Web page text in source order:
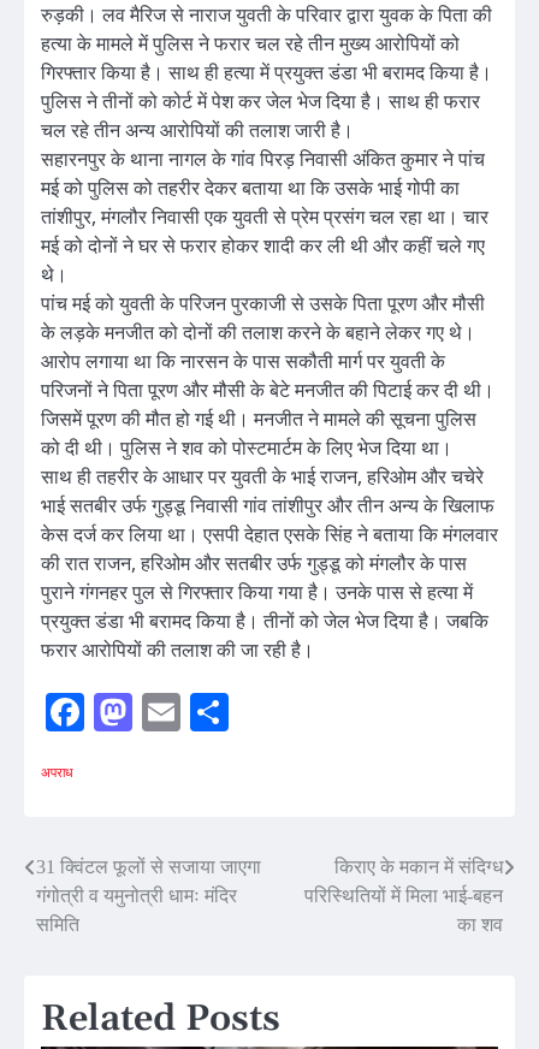
रुड़की। लव मैरिज से नाराज युवती के परिवार द्वारा युवक के पिता की
हत्या के मामले में पुलिस ने फरार चल रहे तीन मुख्य आरोपियों को
गिरफ्तार किया है। साथ ही हत्या में प्रयुक्त डंडा भी बरामद किया है।
पुलिस ने तीनों को कोर्ट में पेश कर जेल भेज दिया है। साथ ही फरार
चल रहे तीन अन्य आरोपियों की तलाश जारी है।
सहारनपुर के थाना नागल के गांव पिरड़ निवासी अंकित कुमार ने पांच
मई को पुलिस को तहरीर देकर बताया था कि उसके भाई गोपी का
तांशीपुर, मंगलौर निवासी एक युवती से प्रेम प्रसंग चल रहा था। चार
मई को दोनों ने घर से फरार होकर शादी कर ली थी और कहीं चले गए
थे।
पांच मई को युवती के परिजन पुरकाजी से उसके पिता पूरण और मौसी
के लड़के मनजीत को दोनों की तलाश करने के बहाने लेकर गए थे।
आरोप लगाया था कि नारसन के पास सकौती मार्ग पर युवती के
परिजनों ने पिता पूरण और मौसी के बेटे मनजीत की पिटाई कर दी थी।
जिसमें पूरण की मौत हो गई थी। मनजीत ने मामले की सूचना पुलिस
को दी थी। पुलिस ने शव को पोस्टमार्टम के लिए भेज दिया था।
साथ ही तहरीर के आधार पर युवती के भाई राजन, हरिओम और चचेरे
भाई सतबीर उर्फ गुड्डू निवासी गांव तांशीपुर और तीन अन्य के खिलाफ
केस दर्ज कर लिया था। एसपी देहात एसके सिंह ने बताया कि मंगलवार
की रात राजन, हरिओम और सतबीर उर्फ गुड्डू को मंगलौर के पास
पुराने गंगनहर पुल से गिरफ्तार किया गया है। उनके पास से हत्या में
प्रयुक्त डंडा भी बरामद किया है। तीनों को जेल भेज दिया है। जबकि
फरार आरोपियों की तलाश की जा रही है।
Facebook
Mastodon
Email
अपराध
Post
navigation
31 क्विंटल फूलों से सजाया जाएगा
गंगोत्री व यमुनोत्री धामः मंदिर
समिति
किराए के मकान में संदिग्ध
परिस्थितियों में मिला भाई-बहन
का शव
Related Posts